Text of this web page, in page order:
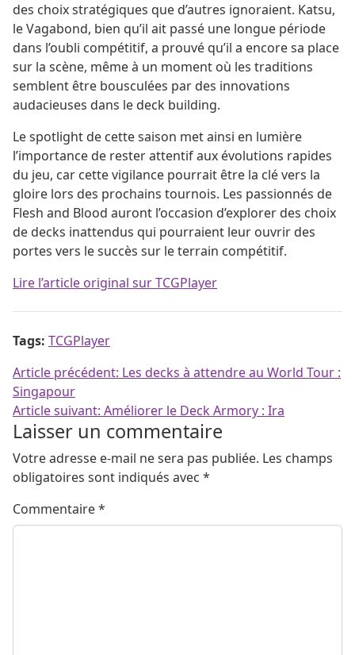
des choix stratégiques que d’autres ignoraient. Katsu,
le Vagabond, bien qu’il ait passé une longue période
dans l’oubli compétitif, a prouvé qu’il a encore sa place
sur la scène, même à un moment où les traditions
semblent être bousculées par des innovations
audacieuses dans le deck building.
Le spotlight de cette saison met ainsi en lumière
l’importance de rester attentif aux évolutions rapides
du jeu, car cette vigilance pourrait être la clé vers la
gloire lors des prochains tournois. Les passionnés de
Flesh and Blood auront l’occasion d’explorer des choix
de decks inattendus qui pourraient leur ouvrir des
portes vers le succès sur le terrain compétitif.
Lire l’article original sur TCGPlayer
Tags: TCGPlayer
Navigation de l’article
Article précédent: Les decks à attendre au World Tour :
Singapour
Article suivant: Améliorer le Deck Armory : Ira
Laisser un commentaire
Votre adresse e-mail ne sera pas publiée. Les champs
obligatoires sont indiqués avec *
Commentaire*